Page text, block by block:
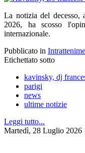
La notizia del decesso,
2026, ha scosso
internazionale.
Pubblicato in
Etichettato sotto
kavinsky, dj
parigi
news
ultime notizie
Leggi tutto...
Martedì, 28 Luglio 2026